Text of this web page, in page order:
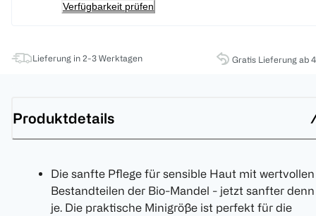
Verfügbarkeit prüfen
Lieferung in 2-3 Werktagen Gratis Lieferung ab
Produktdetails
Die sanfte Pflege für sensible Haut mit wertvollen
Bestandteilen der Bio-Mandel - jetzt sanfter denn
je. Die praktische Minigröße ist perfekt für die